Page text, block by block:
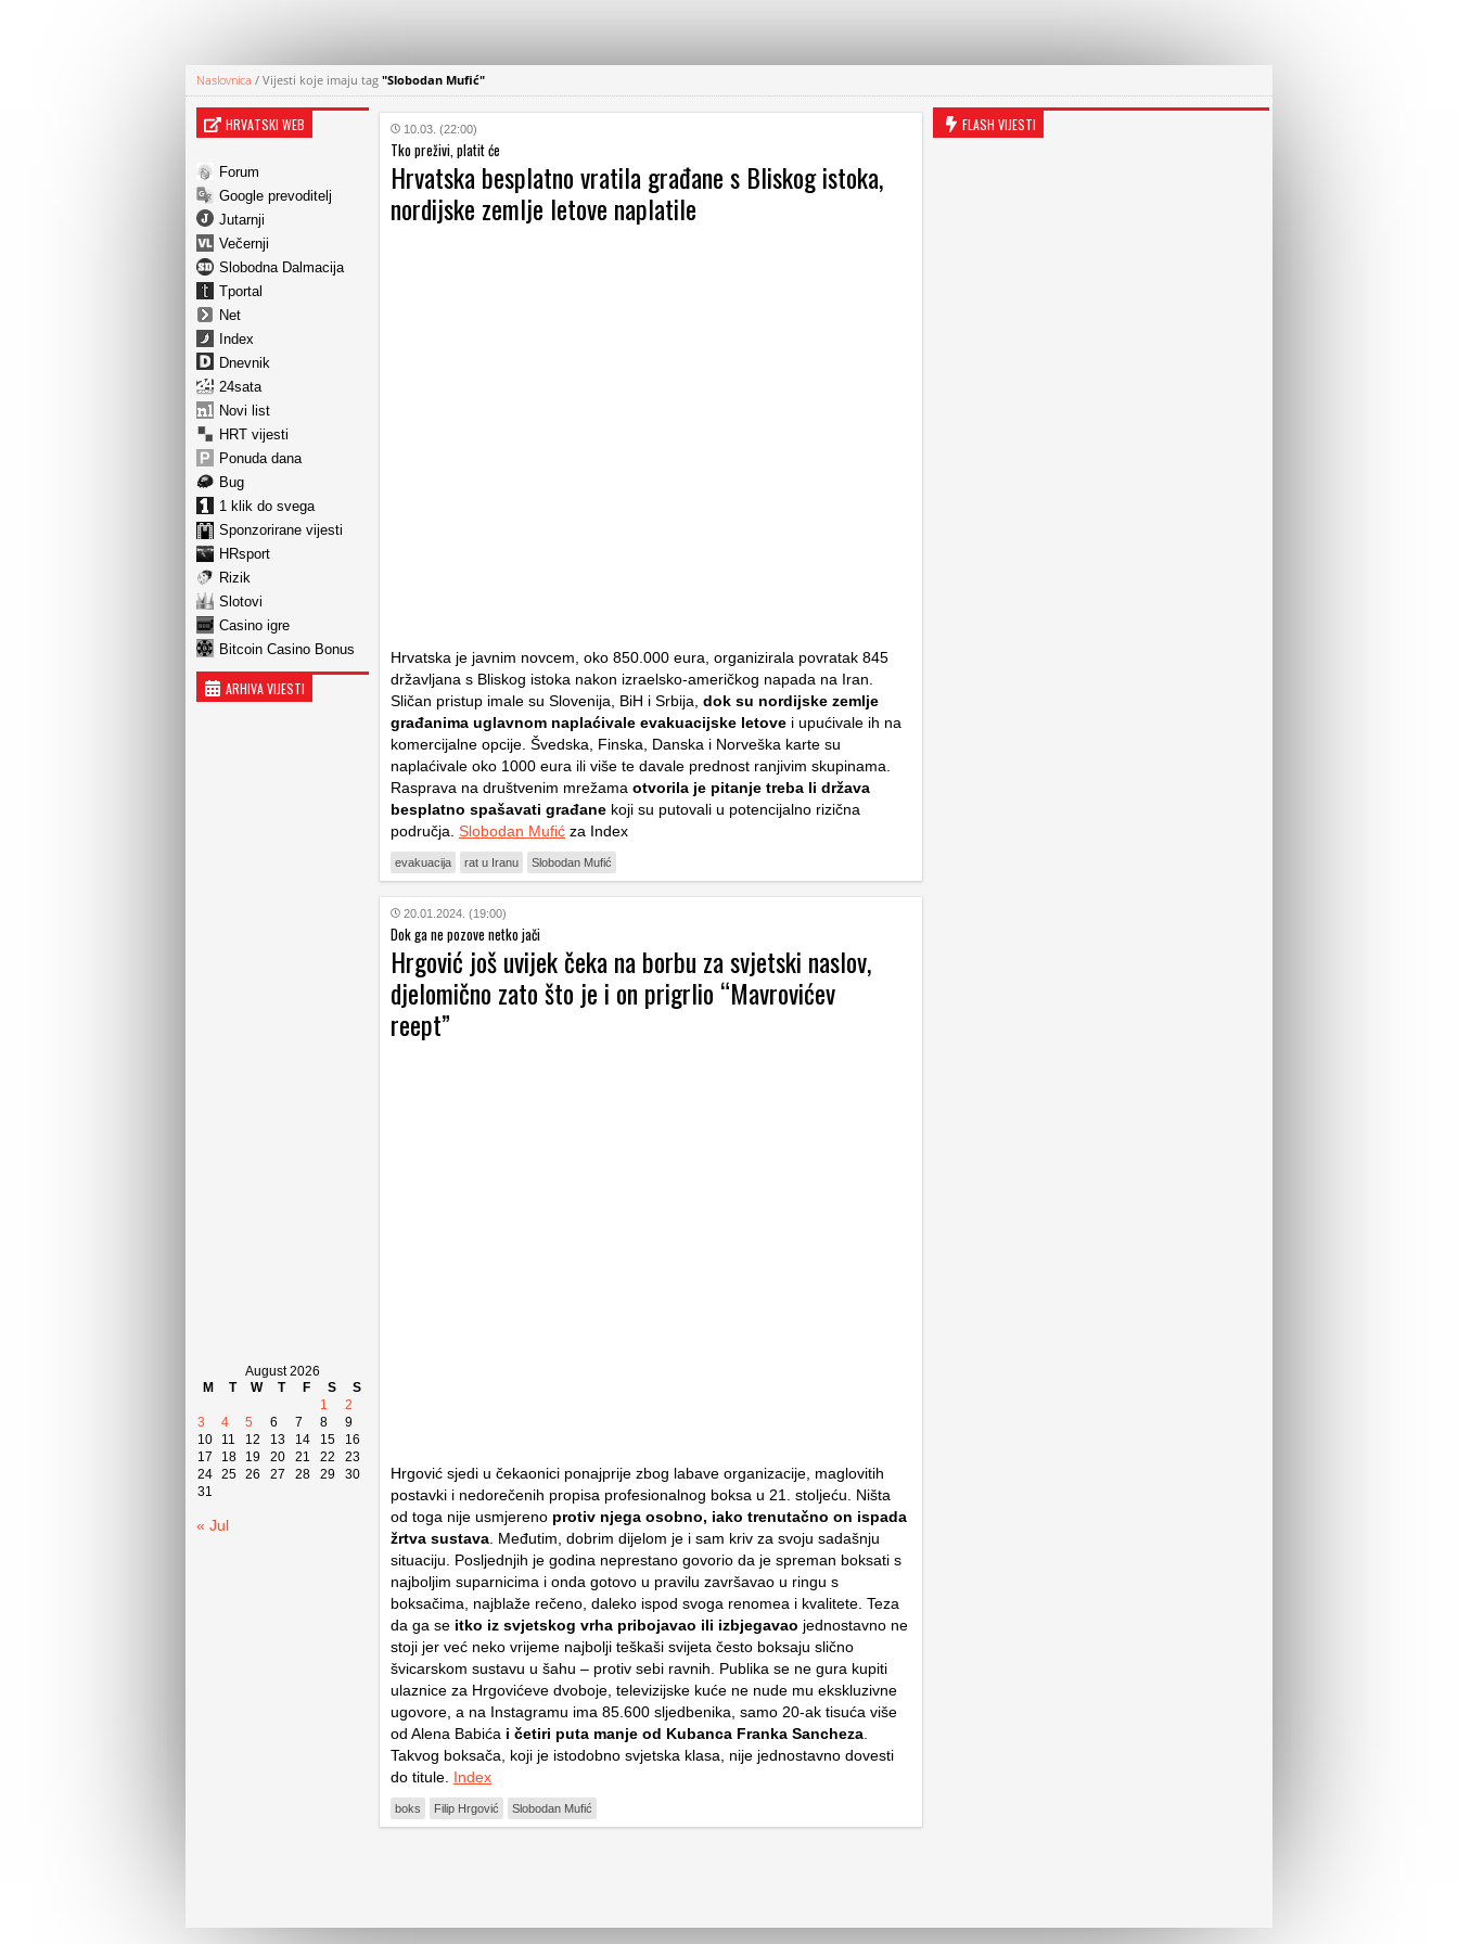
Naslovnica / Vijesti koje imaju tag "Slobodan Mufić"
HRVATSKI WEB
Forum
Google prevoditelj
Jutarnji
Večernji
Slobodna Dalmacija
Tportal
Net
Index
Dnevnik
24sata
Novi list
HRT vijesti
Ponuda dana
Bug
1 klik do svega
Sponzorirane vijesti
HRsport
Rizik
Slotovi
Casino igre
Bitcoin Casino Bonus
ARHIVA VIJESTI
August 2026
M
T W T F S
S
1
2
3
4 5 6 7 8
9
10
11 12 13 14 15
16
17
18 19 20 21 22
23
24 25 26 27 28 29
30
31
« Jul
10.03. (22:00)
Tko preživi, platit će
Hrvatska besplatno vratila građane s Bliskog istoka,
nordijske zemlje letove naplatile
Hrvatska je javnim novcem, oko 850.000 eura, organizirala povratak 845
državljana s Bliskog istoka nakon izraelsko-američkog napada na Iran.
Sličan pristup imale su Slovenija, BiH i Srbija, dok su nordijske zemlje
građanima uglavnom naplaćivale evakuacijske letove i upućivale ih na
komercijalne opcije. Švedska, Finska, Danska i Norveška karte su
naplaćivale oko 1000 eura ili više te davale prednost ranjivim skupinama.
Rasprava na društvenim mrežama otvorila je pitanje treba li država
besplatno spašavati građane koji su putovali u potencijalno rizična
područja. Slobodan Mufić za Index
evakuacija rat u Iranu Slobodan Mufić
20.01.2024. (19:00)
Dok ga ne pozove netko jači
Hrgović još uvijek čeka na borbu za svjetski naslov,
djelomično zato što je i on prigrlio “Mavrovićev
reept”
Hrgović sjedi u čekaonici ponajprije zbog labave organizacije, maglovitih
postavki i nedorečenih propisa profesionalnog boksa u 21. stoljeću. Ništa
od toga nije usmjereno protiv njega osobno, iako trenutačno on ispada
žrtva sustava . Međutim, dobrim dijelom je i sam kriv za svoju sadašnju
situaciju. Posljednjih je godina neprestano govorio da je spreman boksati s
najboljim suparnicima i onda gotovo u pravilu završavao u ringu s
boksačima, najblaže rečeno, daleko ispod svoga renomea i kvalitete. Teza
da ga se itko iz svjetskog vrha pribojavao ili izbjegavao jednostavno ne
stoji jer već neko vrijeme najbolji teškaši svijeta često boksaju slično
švicarskom sustavu u šahu – protiv sebi ravnih. Publika se ne gura kupiti
ulaznice za Hrgovićeve dvoboje, televizijske kuće ne nude mu ekskluzivne
ugovore, a na Instagramu ima 85.600 sljedbenika, samo 20-ak tisuća više
od Alena Babića i četiri puta manje od Kubanca Franka Sancheza
Takvog boksača, koji je istodobno svjetska klasa, nije jednostavno dovesti
do titule. Index
boks Filip Hrgović Slobodan Mufić
FLASH VIJESTI